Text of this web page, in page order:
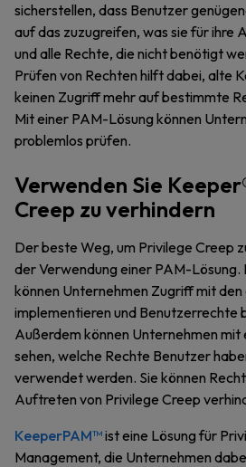
sicherstellen, dass Benutzer
auf das zuzugreifen, was sie für ihre
und alle Rechte, die nicht benötigt
Prüfen von Rechten hilft dabei, alte
keinen Zugriff mehr auf bestimmte
Mit einer PAM-Lösung können
problemlos prüfen.
Verwenden Sie
Creep zu verhindern
Der beste Weg, um Privilege Creep
der Verwendung einer PAM-
können Unternehmen Zugriff mit
implementieren und Benutzerrechte
Außerdem können Unternehmen mit
sehen, welche Rechte Benutzer
verwendet werden. Sie können
Auftreten von Privilege Creep
KeeperPAM™ist eine Lösung für
Management, die Unternehmen